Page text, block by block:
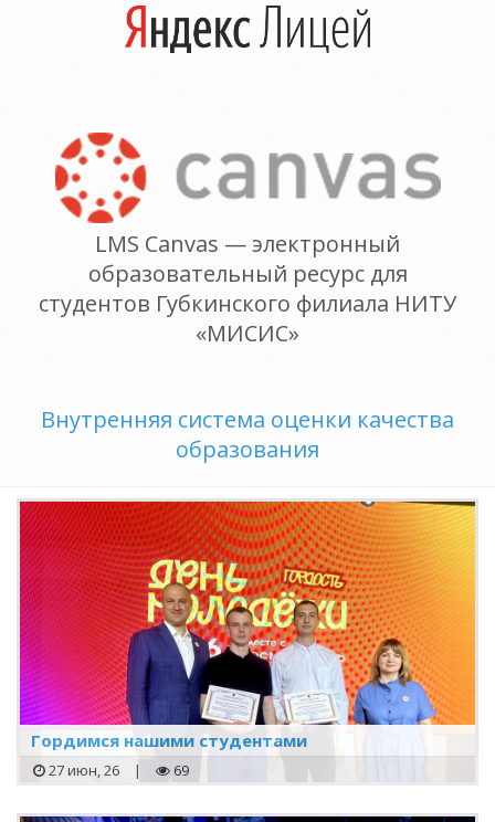
LMS Canvas — электронный
образовательный ресурс для
студентов Губкинского филиала НИТУ
«МИСИС»
Внутренняя система оценки качества
образования
Гордимся нашими студентами
27 июн, 26 | 69